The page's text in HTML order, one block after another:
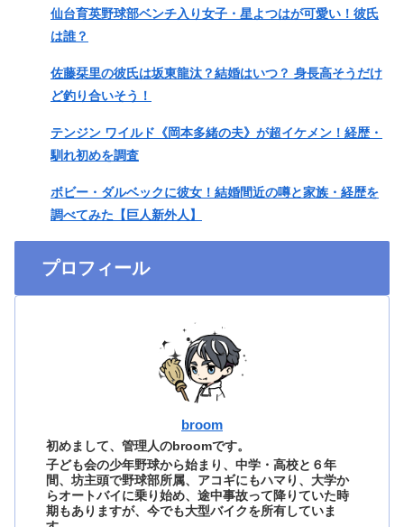
仙台育英野球部ベンチ入り女子・星よつはが可愛い！彼氏
は誰？
佐藤栞里の彼氏は坂東龍汰？結婚はいつ？ 身長高そうだけ
ど釣り合いそう！
テンジン ワイルド《岡本多緒の夫》が超イケメン！経歴・
馴れ初めを調査
ボビー・ダルベックに彼女！結婚間近の噂と家族・経歴を
調べてみた【巨人新外人】
プロフィール
broom
初めまして、管理人のbroomです。
子ども会の少年野球から始まり、中学・高校と６年
間、坊主頭で野球部所属、アコギにもハマり、大学か
らオートバイに乗り始め、途中事故って降りていた時
期もありますが、今でも大型バイクを所有していま